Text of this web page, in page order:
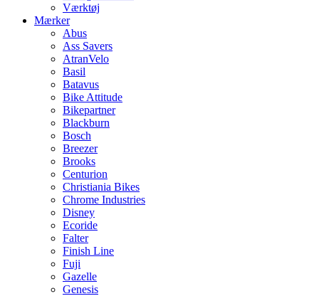
Værktøj
Mærker
Abus
Ass Savers
AtranVelo
Basil
Batavus
Bike Attitude
Bikepartner
Blackburn
Bosch
Breezer
Brooks
Centurion
Christiania Bikes
Chrome Industries
Disney
Ecoride
Falter
Finish Line
Fuji
Gazelle
Genesis